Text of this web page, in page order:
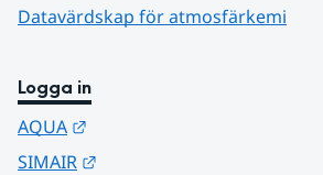
Datavärdskap för atmosfärkemi
Logga in
AQUA
SIMAIR